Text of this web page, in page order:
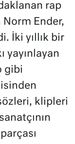
rap
Norm Ender,
İki yıllık bir
yayınlayan
gibi
klipleri